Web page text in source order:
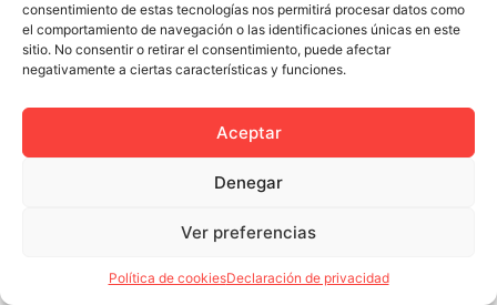
consentimiento de estas tecnologías nos permitirá procesar datos como
el comportamiento de navegación o las identificaciones únicas en este
sitio. No consentir o retirar el consentimiento, puede afectar
negativamente a ciertas características y funciones.
Aceptar
Denegar
Ver preferencias
Política de cookiesDeclaración de privacidad
echamos un vistazo a las convocatorias y decidimos
abordar el concurso del cartel para las Fiestas de San
Juan en Soria. En cuanto lo tuvimos impreso lo
Colectivo Miga © 2023